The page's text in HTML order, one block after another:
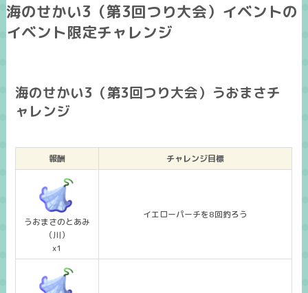
海のせかい3（第3回つり大会）イベントの
イベント限定チャレンジ
海のせかい3（第3回つり大会）うおまさチ
ャレンジ
報酬 チャレンジ目標
うおまさのとあみ
（川）
x1
イエローパーチを8回釣ろう